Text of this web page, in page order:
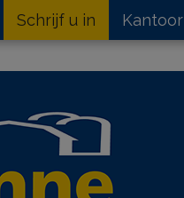
Schrijf u in Kantoor